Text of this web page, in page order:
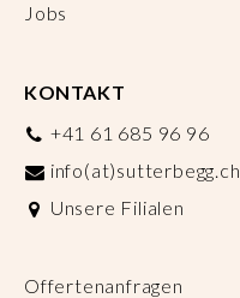
Jobs
KONTAKT
+41 61 685 96 96
info(at)sutterbegg.ch
Unsere Filialen
Offertenanfragen